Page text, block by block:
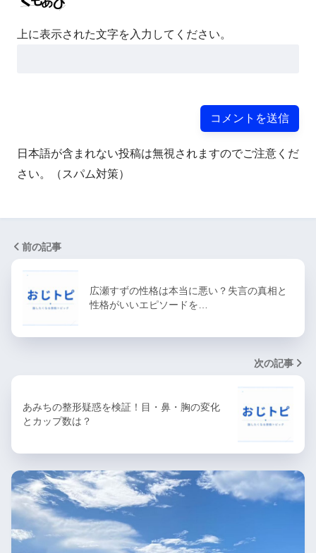
上に表示された文字を入力してください。
日本語が含まれない投稿は無視されますのでご注意くだ
さい。（スパム対策）
前の記事
広瀬すずの性格は本当に悪い？失言の真相と
性格がいいエピソードを…
次の記事
あみちの整形疑惑を検証！目・鼻・胸の変化
とカップ数は？